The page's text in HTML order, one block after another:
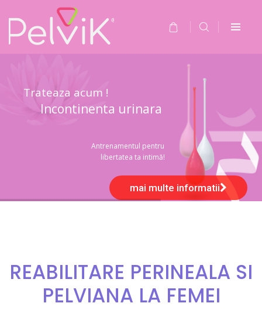
Trateaza acum !
Antrenamentul pentru
libertatea ta intimă!
mai multe informatii
Incontinenta urinara
REABILITARE PERINEALA SI
PELVIANA LA FEMEI